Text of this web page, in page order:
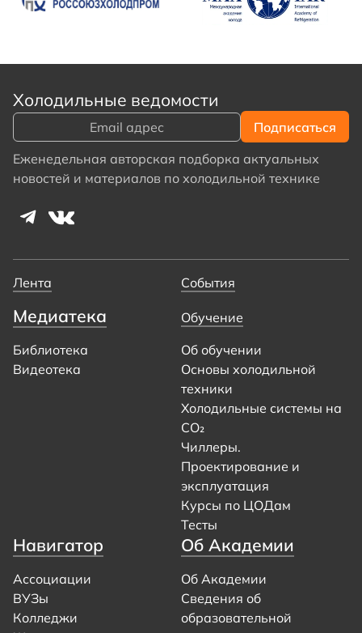
Холодильные ведомости
Еженедельная авторская подборка актуальных
новостей и материалов по холодильной технике
Лента События
Медиатека
Библиотека
Видеотека
Обучение
Об обучении
Основы холодильной
техники
Холодильные системы на
CO₂
Чиллеры.
Проектирование и
эксплуатация
Курсы по ЦОДам
Тесты
Навигатор
Ассоциации
ВУЗы
Колледжи
Об Академии
Об Академии
Сведения об
образовательной